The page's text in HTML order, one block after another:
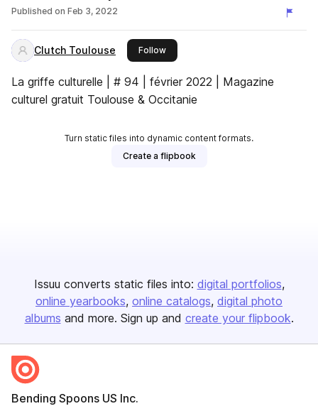
Published on Feb 3, 2022
Clutch Toulouse Followthis publisher
La griffe culturelle | # 94 | février 2022 | Magazine
culturel gratuit Toulouse & Occitanie
Turn static files into dynamic content formats.
Create a flipbook
Issuu converts static files into: digital portfolios
online yearbooks online catalogs digital photo
albums and more. Sign up and create your flipbook.
Bending Spoons US Inc.